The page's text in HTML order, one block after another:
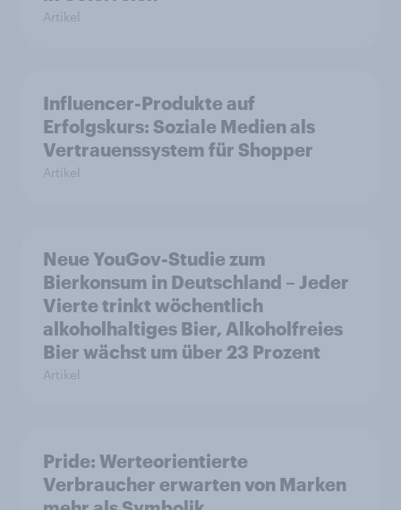
Artikel
Influencer-Produkte auf
Erfolgskurs: Soziale Medien als
Vertrauenssystem für Shopper
Artikel
Neue YouGov-Studie zum
Bierkonsum in Deutschland – Jeder
Vierte trinkt wöchentlich
alkoholhaltiges Bier, Alkoholfreies
Bier wächst um über 23 Prozent
Artikel
Pride: Werteorientierte
Verbraucher erwarten von Marken